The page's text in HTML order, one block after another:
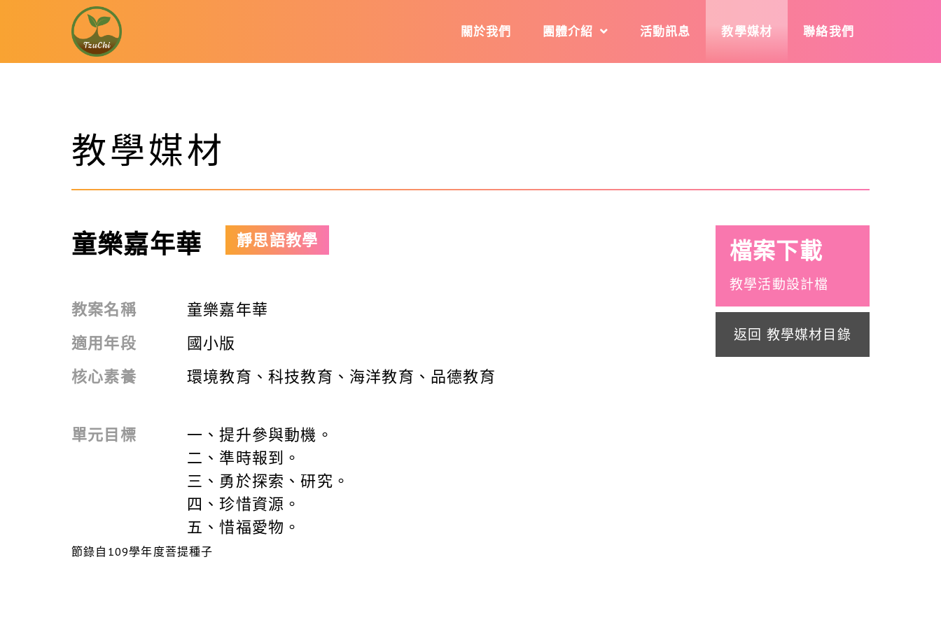
關於我們 團體介紹 活動訊息 教學媒材 聯絡我們
教學媒材
檔案下載
教學活動設計檔
返回 教學媒材目錄
童樂嘉年華 靜思語教學
教案名稱
童樂嘉年華
適用年段
國小版
核心素養
環境教育、科技教育、海洋教育、品德教育
單元目標
一、提升參與動機。
二、準時報到。
三、勇於探索、研究。
四、珍惜資源。
五、惜福愛物。
節錄自109學年度菩提種子